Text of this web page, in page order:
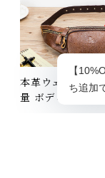
本革ウェストポー
量 ボディバッグ
ズ 厚手牛革 オ